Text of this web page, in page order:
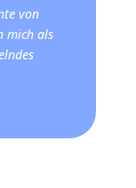
von
mich als